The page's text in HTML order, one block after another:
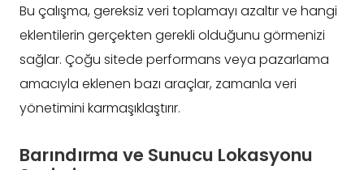
Bu çalışma, gereksiz veri toplamayı azaltır ve hangi
eklentilerin gerçekten gerekli olduğunu görmenizi
sağlar. Çoğu sitede performans veya pazarlama
amacıyla eklenen bazı araçlar, zamanla veri
yönetimini karmaşıklaştırır.
Barındırma ve Sunucu Lokasyonu